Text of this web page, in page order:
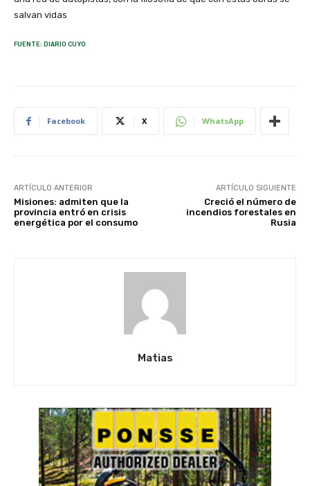
salvan vidas
FUENTE: DIARIO CUYO
Facebook X WhatsApp
ARTÍCULO ANTERIOR
Misiones: admiten que la
provincia entró en crisis
energética por el consumo
ARTÍCULO SIGUIENTE
Creció el número de
incendios forestales en
Rusia
Matias